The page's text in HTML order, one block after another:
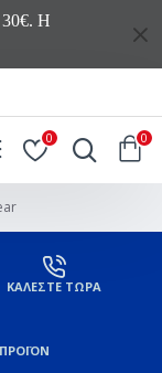
30€. Η
0 0
ΚΑΛΕΣΤΕ ΤΩΡΑ